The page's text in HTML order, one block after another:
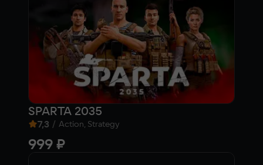
SPARTA 2035
7,3 / Action, Strategy
999 ₽